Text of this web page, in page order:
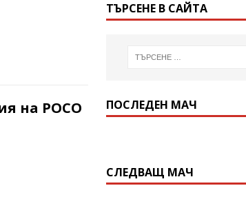
на РОСО
ТЪРСЕНЕ В САЙТА
ПОСЛЕДЕН МАЧ
СЛЕДВАЩ МАЧ